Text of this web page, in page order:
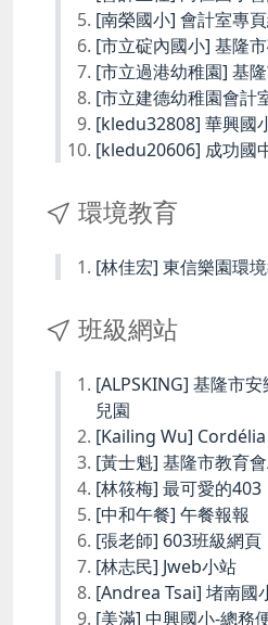
[南榮國小] 會計室專
[市立碇內國小] 基隆
[市立過港幼稚園] 基
[市立建德幼稚園會計
[kledu32808] 華興國
[kledu20606] 成功國
環境教育
[林佳宏] 東信樂園環
班級網站
[ALPSKING] 基隆市
兒園
[Kailing Wu]
[黃士魁] 基隆市教育
[林筱梅] 最可愛的403
[中和午餐] 午餐報報
[張老師] 603班級網頁
[林志民] Jweb小站
[Andrea Tsai] 堵南國
[美滿] 中興國小-總務